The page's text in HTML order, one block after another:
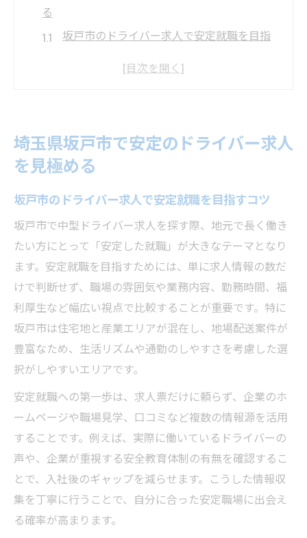
る
坂戸市のドライバー求人で安定就職を目指
ドライバー求人選びは雇用の安定性が重要
法
安定した職場環境のドライバー求人を探す
ドライバー求人比較で重視したい勤務体系
坂戸市の中型ドライバー求人を条件ごとに
比較
求人選びで福利厚生の違いを見極める方法
通勤や生活リズムを考えた求人比較の視点
中型ドライバー求人の比較で押さえるポイ
ント
生活に合う地場配送求人の見つけ方
ドライバー求人で地場配送が選ばれる理由
生活リズムを整えやすい求人の探し方
坂戸市で地場配送求人を効率よく探すコツ
中型ドライバー求人から地場配送を絞り込
む方法
埼玉県坂戸市で安定のドライバー求人
を見極める
坂戸市のドライバー求人で安定就職を目指すコツ
坂戸市で中型ドライバー求人を探す際、地元で長く働き
たい方にとって「安定した就職」が大きなテーマとなり
ます。安定就職を目指すためには、単に求人情報の数だ
けで判断せず、職場の雰囲気や業務内容、勤務時間、福
利厚生など幅広い視点で比較することが重要です。特に
坂戸市は住宅地と産業エリアが混在し、地場配送案件が
豊富なため、生活リズムや通勤のしやすさを考慮した選
択がしやすいエリアです。
安定就職への第一歩は、求人票だけに頼らず、企業のホ
ームページや職場見学、口コミなど複数の情報源を活用
することです。例えば、実際に働いているドライバーの
声や、企業が重視する安全教育体制の有無を確認するこ
とで、入社後のギャップを減らせます。こうした情報収
集を丁寧に行うことで、自分に合った安定職場に出会え
る確率が高まります。